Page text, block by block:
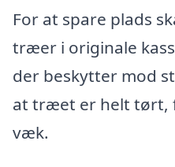
For at spare plads
træer i originale
der beskytter mod
at træet er helt tørt,
væk.